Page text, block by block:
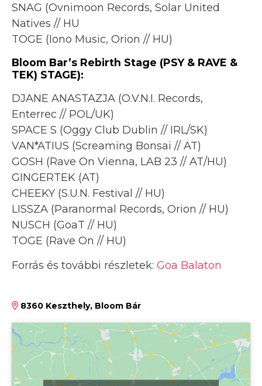
SNAG (Ovnimoon Records, Solar United
Natives // HU
TOGE (Iono Music, Orion // HU)
Bloom Bar’s Rebirth Stage (PSY & RAVE &
TEK) STAGE):
DJANE ANASTAZJA (O.V.N.I. Records,
Enterrec // POL/UK)
SPACE S (Oggy Club Dublin // IRL/SK)
VAN*ATIUS (Screaming Bonsai // AT)
GOSH (Rave On Vienna, LAB 23 // AT/HU)
GINGERTEK (AT)
CHEEKY (S.U.N. Festival // HU)
LISSZA (Paranormal Records, Orion // HU)
NUSCH (GoaT // HU)
TOGE (Rave On // HU)
Forrás és további részletek: Goa Balaton
8360 Keszthely, Bloom Bár